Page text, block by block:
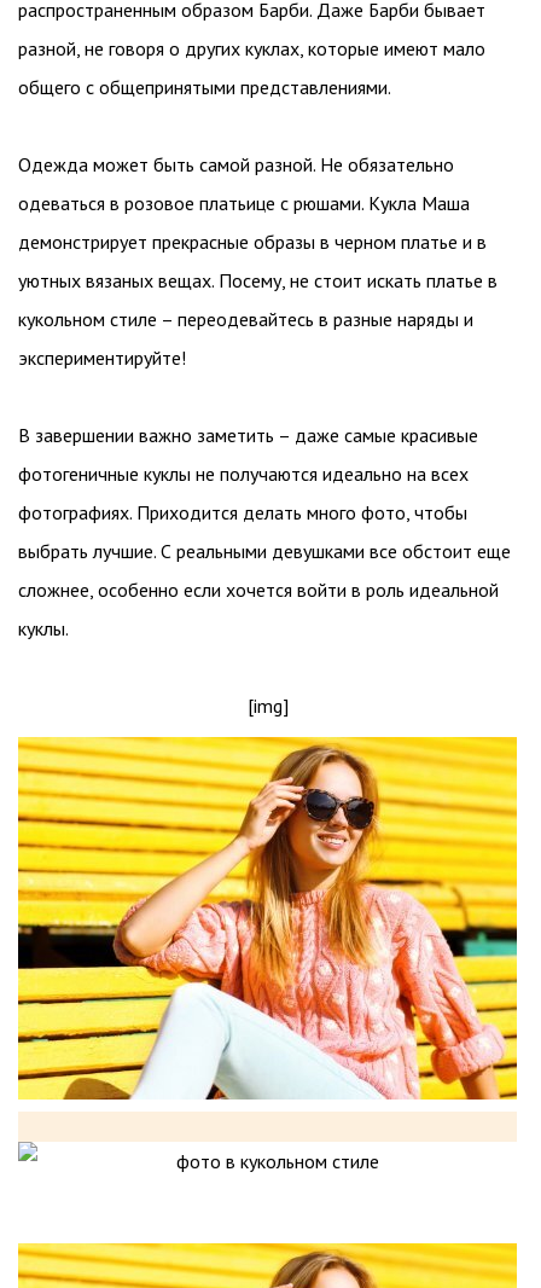
распространенным образом Барби. Даже Барби бывает
разной, не говоря о других куклах, которые имеют мало
общего с общепринятыми представлениями.
Одежда может быть самой разной. Не обязательно
одеваться в розовое платьице с рюшами. Кукла Маша
демонстрирует прекрасные образы в черном платье и в
уютных вязаных вещах. Посему, не стоит искать платье в
кукольном стиле – переодевайтесь в разные наряды и
экспериментируйте!
В завершении важно заметить – даже самые красивые
фотогеничные куклы не получаются идеально на всех
фотографиях. Приходится делать много фото, чтобы
выбрать лучшие. С реальными девушками все обстоит еще
сложнее, особенно если хочется войти в роль идеальной
куклы.
[img]